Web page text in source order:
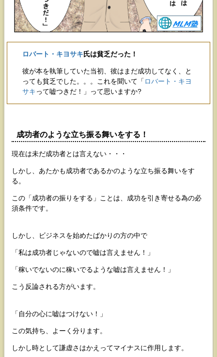
ロバート・キヨサキ氏は貧乏だった！
彼が本を執筆していた当初、彼はまだ成功してなく、と
っても貧乏でした。。。これを聞いて「ロバート・キヨ
サキって嘘つきだ！」って思いますか?
成功者のような立ち振る舞いをする！
現在は未だ成功者とは言えない・・・
しかし、あたかも成功者であるかのような立ち振る舞いをす
る。
この「成功者の振りをする」ことは、成功を引き寄せる為の必
須条件です。
しかし、ビジネスを始めたばかりの方の中で
「私は成功者じゃないので嘘は言えません！」
「稼いでないのに稼いでるような嘘は言えません！」
こう反論される方がいます。
「自分の心に嘘はつけない！」
この気持ち、よーく分ります。
しかし時として謙虚さはかえってマイナスに作用します。